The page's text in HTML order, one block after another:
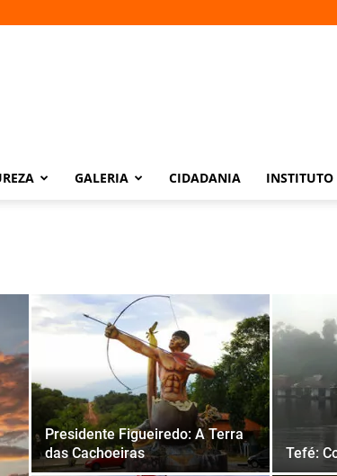
GALERIA CIDADANIA INSTITUTO
Presidente Figueiredo: A Terra
das Cachoeiras
Tefé: